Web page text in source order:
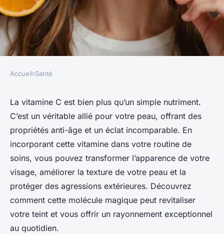
Découvrez comment la
vitamine c transforme votre
visage
adeline •5 mai 2025•6 min de lecture
Accueil›Santé
La vitamine C est bien plus qu’un simple nutriment.
C’est un véritable allié pour votre peau, offrant des
propriétés anti-âge et un éclat incomparable. En
incorporant cette vitamine dans votre routine de
soins, vous pouvez transformer l’apparence de votre
visage, améliorer la texture de votre peau et la
protéger des agressions extérieures. Découvrez
comment cette molécule magique peut revitaliser
votre teint et vous offrir un rayonnement exceptionnel
au quotidien.